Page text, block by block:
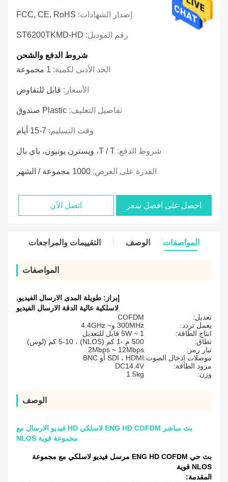
إصدار الشهادات: FCC, CE, RoHS
رقم الموديل: ST6200TKMD-HD
شروط الدفع والشحن
الحد الأدنى لكمية: 1 مجموعة
الأسعار: قابل للتفاوض
تفاصيل التغليف: Plastic صندوق
وقت التسليم: 7-15 أيام
شروط الدفع: T / T، ويسترن يونيون، باي بال
القدرة على العرض: 1000 مجموعة / الشهر
احصل على افضل سعر اتصل الآن
المواصفات الوصف التقييمات والمراجعات
المواصفات
إبراز: طويلة المدى الارسال الفيديو,
لاسلكية عالية الدقة الارسال الفيديو
تعديل:
COFDM
يعمل تردد:
300MHz و~ 4.4GHz
انتاج الطاقة:
1 ~ 5W قابل للتعديل
نطاق:
500 م -1 كم (NLOS) ، 5-10 كم (لوس)
تيار رمز:
2Mbps ~ 12Mbps
موصلات إدخال الصوت:SDI ، HDMI أو BNC
مزود الطاقة:
DC14.4V
وزن:
1.5kg
الوصف
بث مباشر ENG HD COFDM لاسلكي HD فيديو الارسال مع
مجموعة قوية NLOS
بث حي ENG HD COFDM مرسل فيديو لاسلكي مع مجموعة
NLOS قوية
المقدمة: